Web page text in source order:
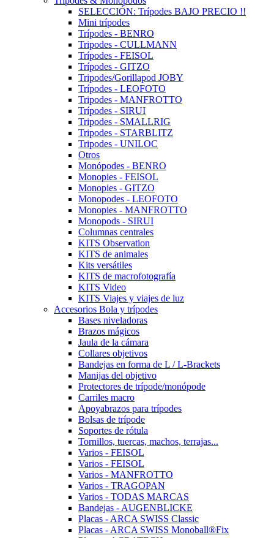
SELECCIÓN: Trípodes BAJO PRECIO !!
Mini trípodes
Trípodes - BENRO
Tripodes - CULLMANN
Trípodes - FEISOL
Trípodes - GITZO
Tripodes/Gorillapod JOBY
Trípodes - LEOFOTO
Tripodes - MANFROTTO
Trípodes - SIRUI
Tripodes - SMALLRIG
Tripodes - STARBLITZ
Tripodes - UNILOC
Otros
Monópodes - BENRO
Monopies - FEISOL
Monopies - GITZO
Monopodes - LEOFOTO
Monopies - MANFROTTO
Monopods - SIRUI
Columnas centrales
KITS Observation
KITS de animales
Kits versátiles
KITS de macrofotografía
KITS Video
KITS Viajes y viajes de luz
Accesorios Bola y trípodes
Bases niveladoras
Brazos mágicos
Jaula de la cámara
Collares objetivos
Bandejas en forma de L / L-Brackets
Manijas del objetivo
Protectores de trípode/monópode
Carriles macro
Apoyabrazos para trípodes
Bolsas de trípode
Soportes de rótula
Tornillos, tuercas, machos, terrajas...
Varios - FEISOL
Varios - FEISOL
Varios - MANFROTTO
Varios - TRAGOPAN
Varios - TODAS MARCAS
Bandejas - AUGENBLICKE
Placas - ARCA SWISS Classic
Placas - ARCA SWISS Monoball®Fix